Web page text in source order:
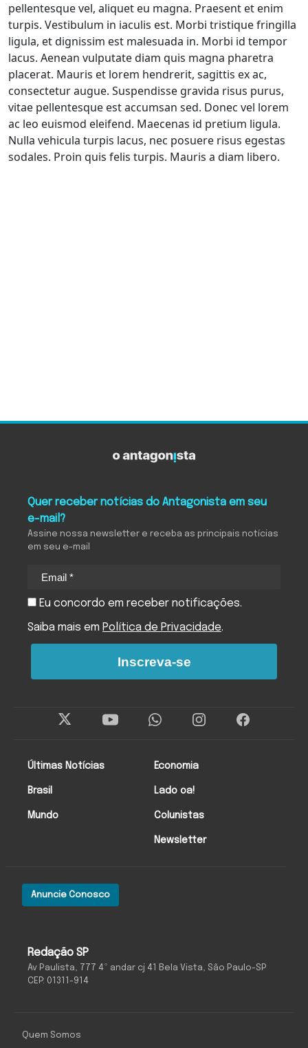
pellentesque vel, aliquet eu magna. Praesent et enim
turpis. Vestibulum in iaculis est. Morbi tristique fringilla
ligula, et dignissim est malesuada in. Morbi id tempor
lacus. Aenean vulputate diam quis magna pharetra
placerat. Mauris et lorem hendrerit, sagittis ex ac,
consectetur augue. Suspendisse gravida risus purus,
vitae pellentesque est accumsan sed. Donec vel lorem
ac leo euismod eleifend. Maecenas id pretium ligula.
Nulla vehicula turpis lacus, nec posuere risus egestas
sodales. Proin quis felis turpis. Mauris a diam libero.
Redação SP
Av Paulista, 777 4º andar cj 41 Bela Vista, São Paulo-SP
CEP: 01311-914
Anuncie Conosco
Últimas Notícias
Brasil
Mundo
Economia
Lado oa!
Colunistas
Newsletter
Quer receber notícias do Antagonista em seu
e-mail?
Assine nossa newsletter e receba as principais notícias
em seu e-mail
Eu concordo em receber notificações.
Saiba mais em Política de Privacidade.
Inscreva-se
Quem Somos